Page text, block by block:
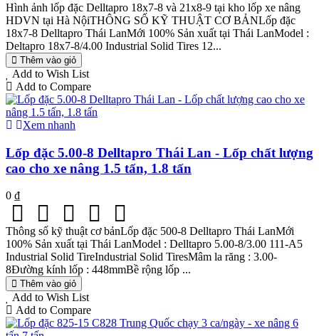
Hình ảnh lốp đặc Delltapro 18x7-8 và 21x8-9 tại kho lốp xe nâng
HDVN tại Hà NộiTHÔNG SỐ KỸ THUẬT CƠ BẢNLốp đặc
18x7-8 Delltapro Thái LanMới 100% Sản xuất tại Thái LanModel :
Deltapro 18x7-8/4.00 Industrial Solid Tires 12...
Thêm vào giỏ
Add to Wish List
Add to Compare
Xem nhanh
Lốp đặc 5.00-8 Delltapro Thái Lan - Lốp chất lượng
cao cho xe nâng 1.5 tấn, 1.8 tấn
0 ₫
Thông số kỹ thuật cơ bảnLốp đặc 500-8 Delltapro Thái LanMới
100% Sản xuất tại Thái LanModel : Delltapro 5.00-8/3.00 111-A5
Industrial Solid TireIndustrial Solid TiresMâm la răng : 3.00-
8Đường kính lốp : 448mmBề rộng lốp ...
Thêm vào giỏ
Add to Wish List
Add to Compare